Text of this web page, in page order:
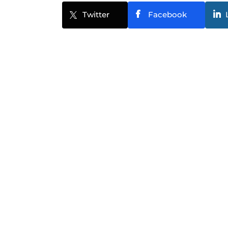
Twitter Facebook